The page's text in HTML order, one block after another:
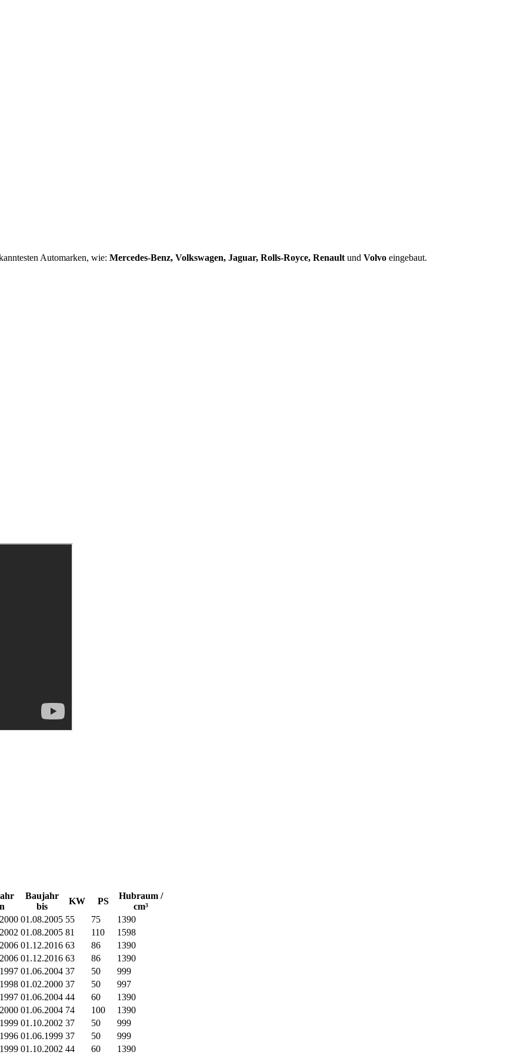
Automarken, wie: Mercedes-Benz, Volkswagen, Jaguar, Rolls-Royce, Renault und Volvo eingebaut.
Baujahr
bis
KW PS
Hubraum /
cm³
01.08.2005 55 75
1390
01.08.2005 81 110
1598
01.12.2016 63 86
1390
01.12.2016 63 86
1390
01.06.2004 37 50
999
01.02.2000 37 50
997
01.06.2004 44 60
1390
01.06.2004 74 100
1390
01.10.2002 37 50
999
01.06.1999 37 50
999
01.10.2002 44 60 1390